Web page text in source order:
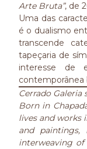
Arte Bruta”, de
Uma das
é o dualismo
transcende
tapeçaria de
interesse de
contemporânea
Cerrado
Born in
lives and works
and paintings,
interweaving